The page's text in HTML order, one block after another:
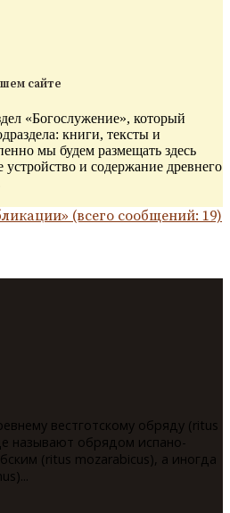
сайте
«Богослужение», который
книги, тексты и
мы будем размещать здесь
и содержание древнего
(всего сообщений: 19)
вестготскому обряду (ritus
называют обрядом испано-
(ritus mozarabicus), а иногда